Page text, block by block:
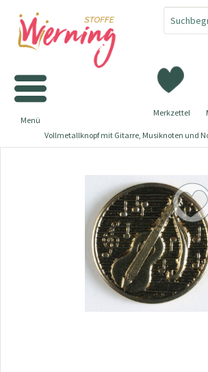
Merkzettel
Menü
Vollmetallknopf mit Gitarre, Musiknoten und